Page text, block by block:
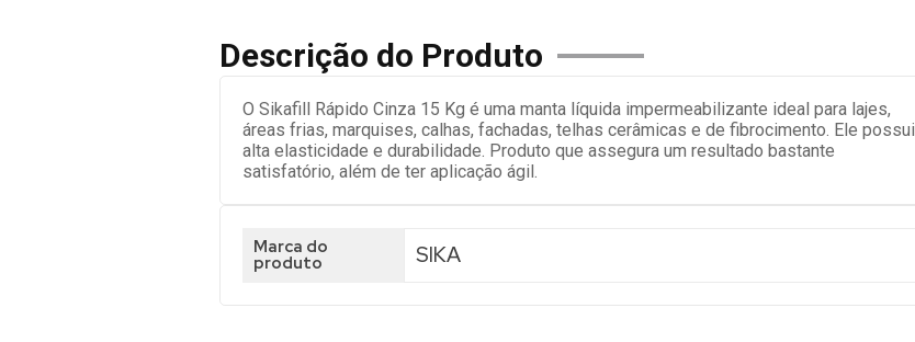
Descrição do Produto
O Sikafill Rápido Cinza 15 Kg é uma manta líquida impermeabilizante ideal para lajes,
áreas frias, marquises, calhas, fachadas, telhas cerâmicas e de fibrocimento. Ele possui
alta elasticidade e durabilidade. Produto que assegura um resultado bastante
satisfatório, além de ter aplicação ágil.
Marca do
produto SIKA